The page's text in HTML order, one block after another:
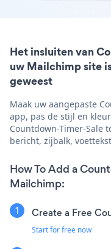
Het insluiten van
uw Mailchimp site
geweest
Maak uw aangepaste
app, pas de stijl en
Countdown-Timer-Sale
bericht, zijbalk,
How To Add a
Mailchimp:
Create a Free
Start for free now